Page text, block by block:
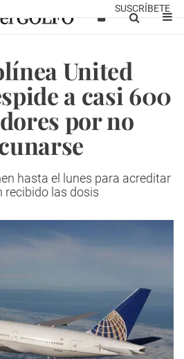
SUSCRÍBETE
United
a casi 600
por no
hasta el lunes para acreditar
recibido las dosis